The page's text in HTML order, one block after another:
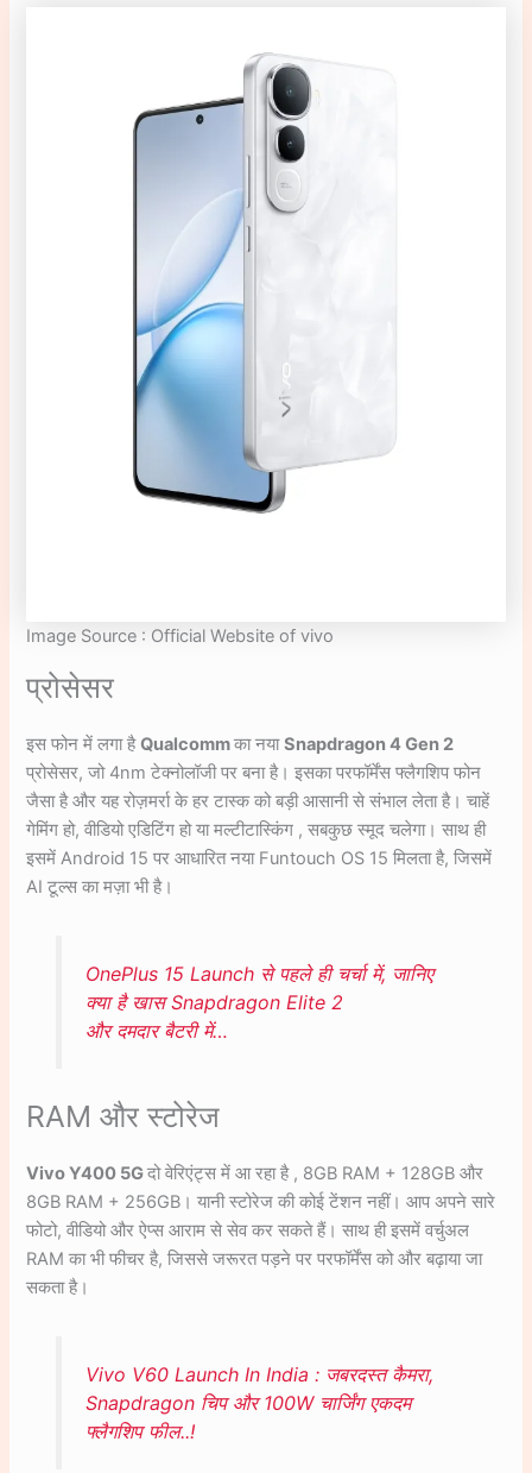
Image Source : Official Website of vivo
प्रोसेसर
इस फोन में लगा हैQualcommका नयाSnapdragon 4 Gen 2
प्रोसेसर, जो 4nm टेक्नोलॉजी पर बना है। इसका परफॉर्मेंस फ्लैगशिप फोन
जैसा है और यह रोज़मर्रा के हर टास्क को बड़ी आसानी से संभाल लेता है। चाहें
गेमिंग हो, वीडियो एडिटिंग हो या मल्टीटास्किंग , सबकुछ स्मूद चलेगा। साथ ही
इसमें Android 15 पर आधारित नया Funtouch OS 15 मिलता है, जिसमें
AI टूल्स का मज़ा भी है।
OnePlus 15 Launch से पहले ही चर्चा में, जानिए
क्या है खास Snapdragon Elite 2
और दमदार बैटरी में…
RAM और स्टोरेज
Vivo Y400 5Gदो वेरिएंट्स में आ रहा है , 8GB RAM + 128GB और
8GB RAM + 256GB। यानी स्टोरेज की कोई टेंशन नहीं। आप अपने सारे
फोटो, वीडियो और ऐप्स आराम से सेव कर सकते हैं। साथ ही इसमें वर्चुअल
RAM का भी फीचर है, जिससे जरूरत पड़ने पर परफॉर्मेंस को और बढ़ाया जा
सकता है।
Vivo V60 Launch In India : जबरदस्त कैमरा,
Snapdragon चिप और 100W चार्जिंग एकदम
फ्लैगशिप फील..!